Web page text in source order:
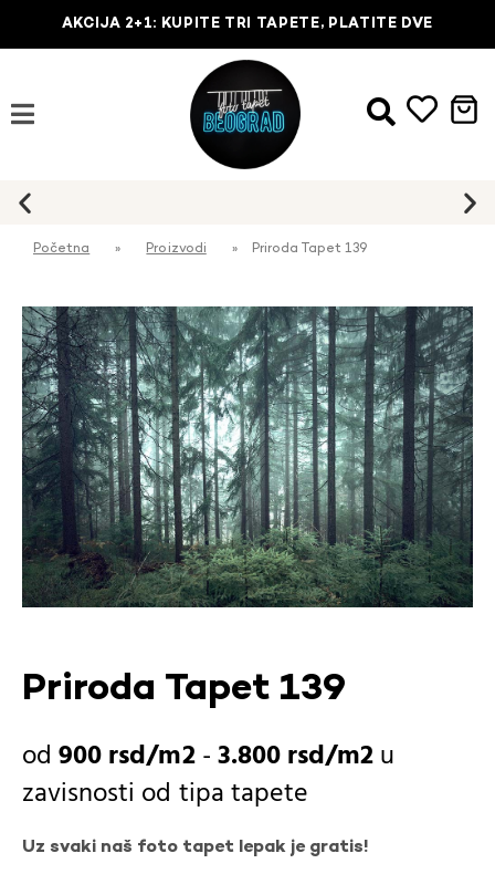
AKCIJA 2+1: KUPITE TRI TAPETE, PLATITE DVE
Početna » Proizvodi » Priroda Tapet 139
Priroda Tapet 139
900rsd -3.800rsd
u
zavisnosti od tipa tapete
Uz svaki naš foto tapet lepak je gratis!